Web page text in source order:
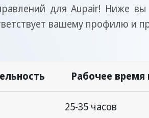
для Aupair! Ниже
вашему профилю и
Рабочее
25-35 часов